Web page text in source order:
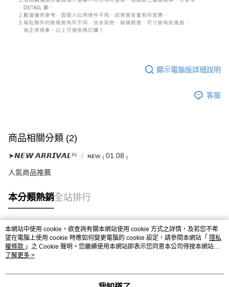
顯示電腦版詳細說明
客服
商品相關分類 (2)
➤𝙉𝙀𝙒 𝘼𝙍𝙍𝙄𝙑𝘼𝙇²⁵ ɴᴇᴡ ₍ 01.08 ₎
人氣商品推薦
本分類熱銷全站排行
熱門標籤
本網站中使用 cookie，欲查詢有關本網站使用 cookie 方式之詳情，及若您不希
望在電腦上使用 cookie 時應如何變更電腦的 cookie 設定，請參閱本網站「 隱私
權條款 」之 Cookie 聲明。您繼續使用本網站即表示您同意本公司得按本網站使
用條款之 Cookie 聲明使用 cookie。
了解更多 >